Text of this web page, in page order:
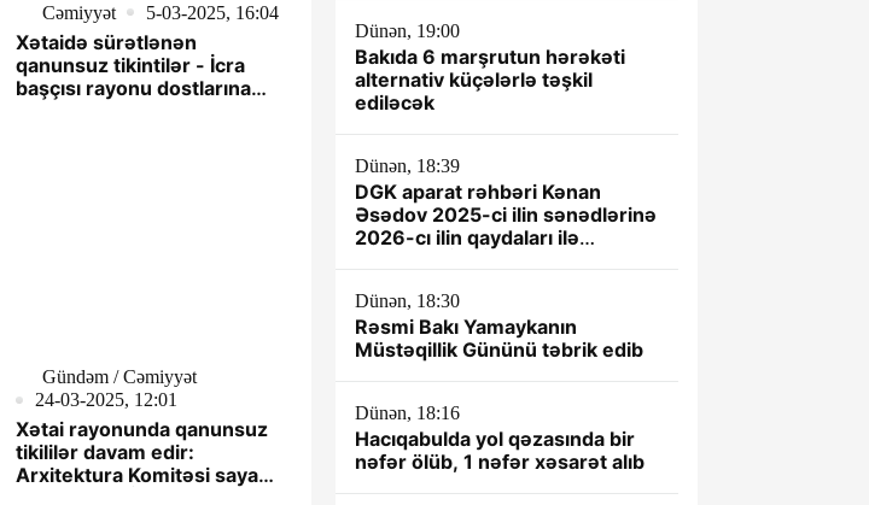
Cəmiyyət 5-03-2025, 16:04
Xətaidə sürətlənən
qanunsuz tikintilər - İcra
başçısı rayonu dostlarına
Gündəm / Cəmiyyət
24-03-2025, 12:01
Xətai rayonunda qanunsuz
tikililər davam edir:
Arxitektura Komitəsi saya
Dünən, 19:00
Bakıda 6 marşrutun hərəkəti
alternativ küçələrlə təşkil
ediləcək
Dünən, 18:39
DGK aparat rəhbəri Kənan
Əsədov 2025-ci ilin sənədlərinə
2026-cı ilin qaydaları ilə
Dünən, 18:30
Rəsmi Bakı Yamaykanın
Müstəqillik Gününü təbrik edib
Dünən, 18:16
Hacıqabulda yol qəzasında bir
nəfər ölüb, 1 nəfər xəsarət alıb